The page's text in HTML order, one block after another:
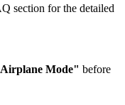
section for the detailed
Mode" before